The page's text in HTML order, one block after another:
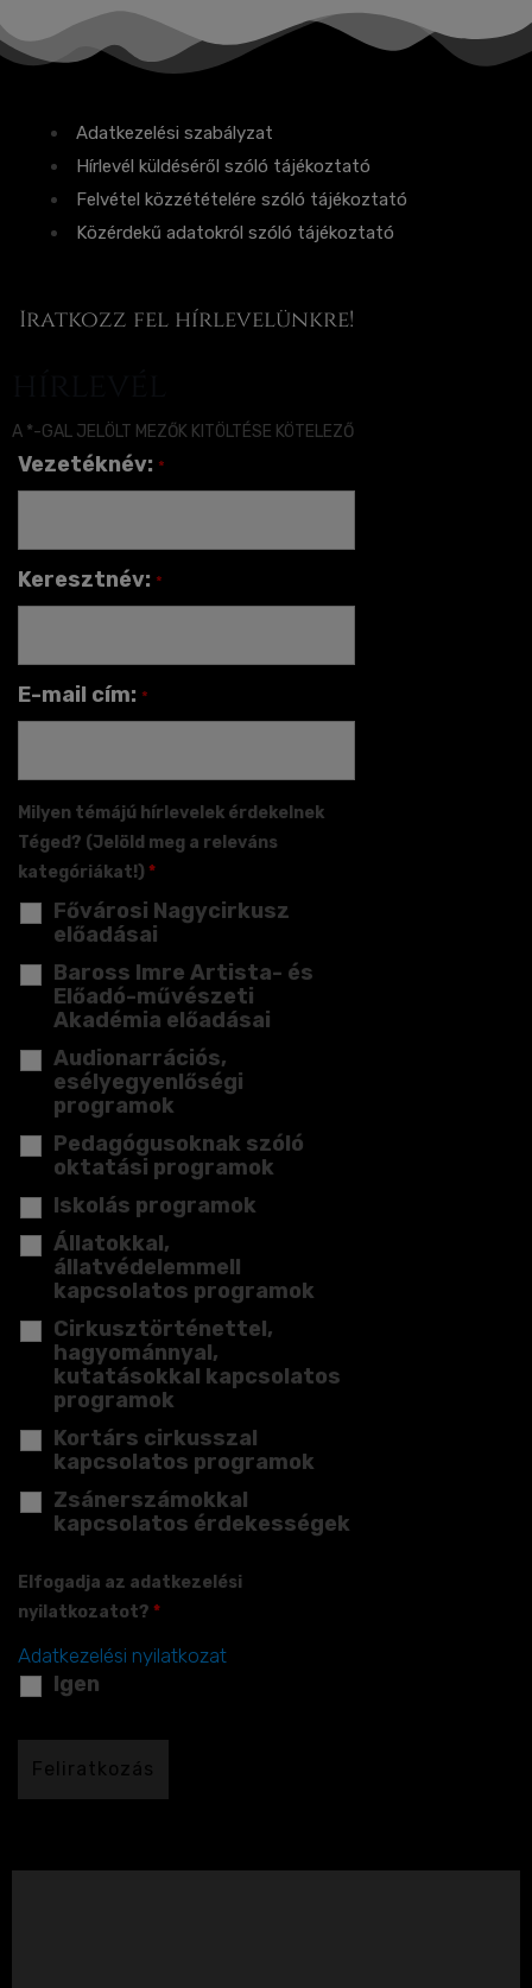
Adatkezelési szabályzat
Hírlevél küldéséről szóló tájékoztató
Felvétel közzétételére szóló tájékoztató
Közérdekű adatokról szóló tájékoztató
Iratkozz fel hírlevelünkre!
A *-GAL JELÖLT MEZŐK KITÖLTÉSE KÖTELEZŐ
Vezetéknév: *
Keresztnév: *
E-mail cím: *
Milyen témájú hírlevelek érdekelnek
Téged? (Jelöld meg a releváns
kategóriákat!) *
Fővárosi Nagycirkusz
előadásai
Baross Imre Artista- és
Előadó-művészeti
Akadémia előadásai
Audionarrációs,
esélyegyenlőségi
programok
Pedagógusoknak szóló
oktatási programok
Iskolás programok
Állatokkal,
állatvédelemmell
kapcsolatos programok
Cirkusztörténettel,
hagyománnyal,
kutatásokkal kapcsolatos
programok
Kortárs cirkusszal
kapcsolatos programok
Zsánerszámokkal
kapcsolatos érdekességek
Elfogadja az adatkezelési
nyilatkozatot? *
Igen
Adatkezelési nyilatkozat